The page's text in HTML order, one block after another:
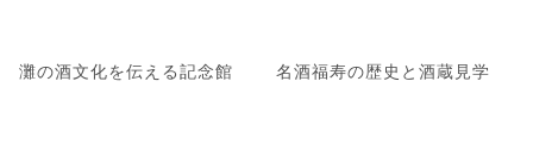
灘の酒文化を伝える記念館 名酒福寿の歴史と酒蔵見学